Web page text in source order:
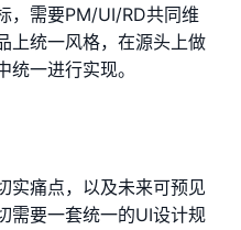
，需要PM/UI/RD共同维
上统一风格，在源头上做
一进行实现。
实痛点，以及未来可预见
需要一套统一的UI设计规